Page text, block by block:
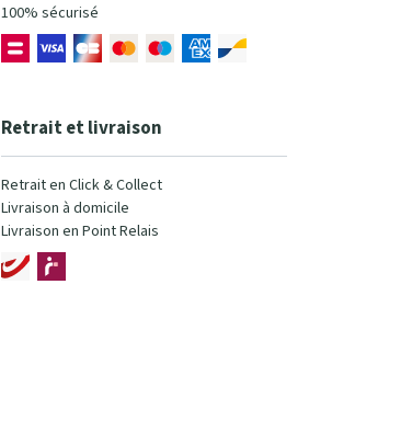
100% sécurisé
Retrait et livraison
Retrait en Click & Collect
Livraison à domicile
Livraison en Point Relais